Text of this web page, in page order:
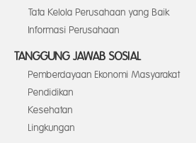
Tata Kelola Perusahaan yang Baik
Informasi Perusahaan
TANGGUNG JAWAB SOSIAL
Pemberdayaan Ekonomi Masyarakat
Pendidikan
Kesehatan
Lingkungan